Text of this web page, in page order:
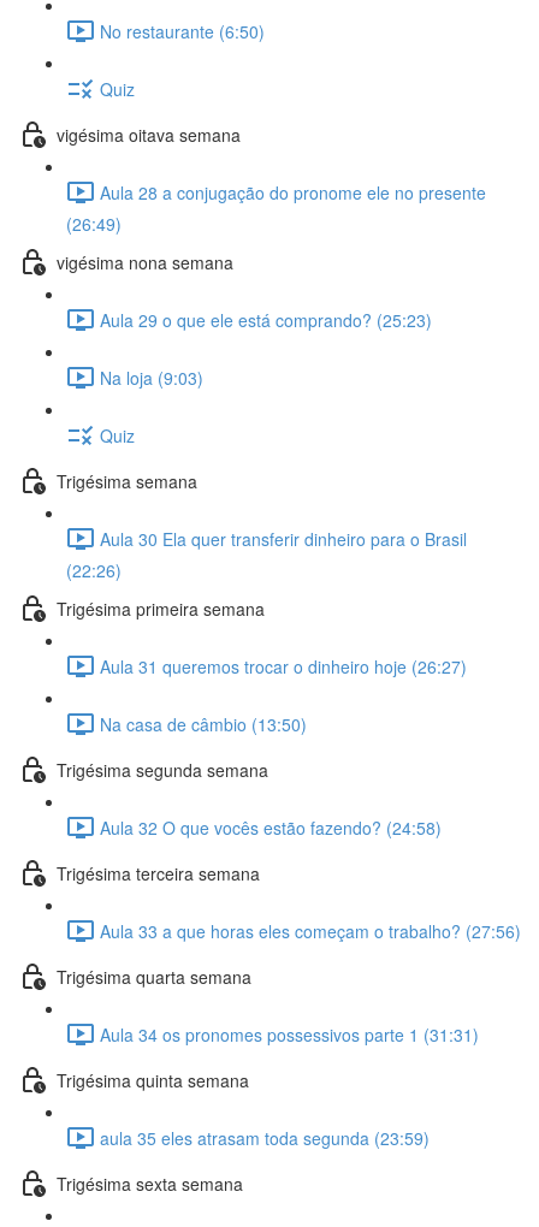
No restaurante (6:50)
Quiz
vigésima oitava semana
Aula 28 a conjugação do pronome ele no presente
(26:49)
vigésima nona semana
Aula 29 o que ele está comprando? (25:23)
Na loja (9:03)
Quiz
Trigésima semana
Aula 30 Ela quer transferir dinheiro para o Brasil
(22:26)
Trigésima primeira semana
Aula 31 queremos trocar o dinheiro hoje (26:27)
Na casa de câmbio (13:50)
Trigésima segunda semana
Aula 32 O que vocês estão fazendo? (24:58)
Trigésima terceira semana
Aula 33 a que horas eles começam o trabalho? (27:56)
Trigésima quarta semana
Aula 34 os pronomes possessivos parte 1 (31:31)
Trigésima quinta semana
aula 35 eles atrasam toda segunda (23:59)
Trigésima sexta semana